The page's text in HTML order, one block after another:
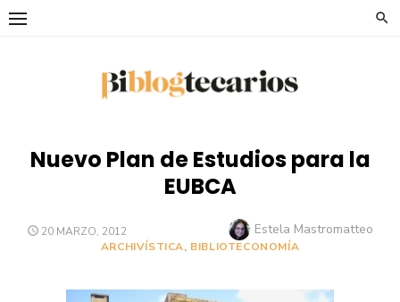
Saltar
Nuevo Plan de Estudios para la
EUBCA
PUBLICADO
20 MARZO, 2012 Autor
Estela Mastromatteo
ARCHIVÍSTICA, BIBLIOTECONOMÍA